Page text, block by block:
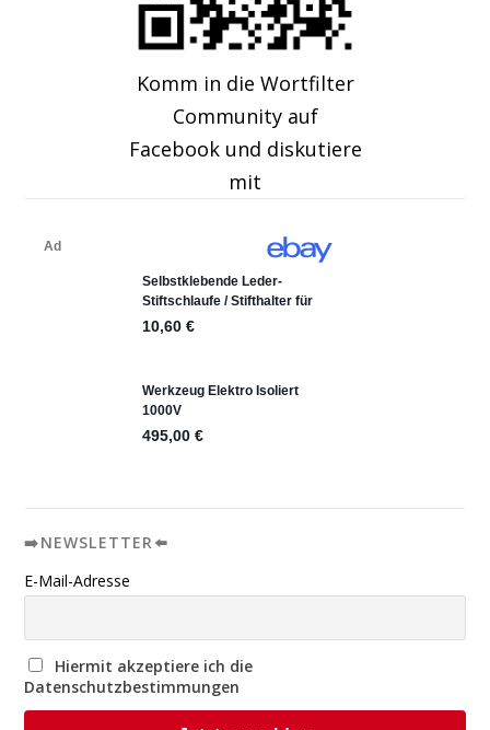
Komm in die Wortfilter
Community auf
Facebook und diskutiere
mit
➡️NEWSLETTER⬅️
E-Mail-Adresse
Hiermit akzeptiere ich die
Datenschutzbestimmungen